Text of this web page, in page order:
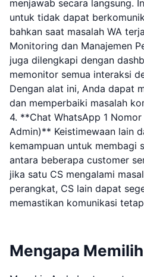
menjawab secara langsung.
untuk tidak dapat
bahkan saat masalah WA
Monitoring dan Manajemen
juga dilengkapi dengan
memonitor semua interaksi
Dengan alat ini, Anda dapat
dan memperbaiki masalah
4. **Chat WhatsApp 1
Admin)** Keistimewaan lain
kemampuan untuk membagi
antara beberapa customer
jika satu CS mengalami
perangkat, CS lain dapat
memastikan komunikasi
Mengapa